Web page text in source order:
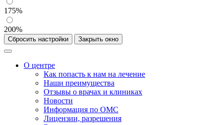
175%
200%
Сбросить настройки Закрыть окно
О центре
Как попасть к нам на лечение
Наши преимущества
Отзывы о врачах и клиниках
Новости
Информация по ОМС
Лицензии, разрешения